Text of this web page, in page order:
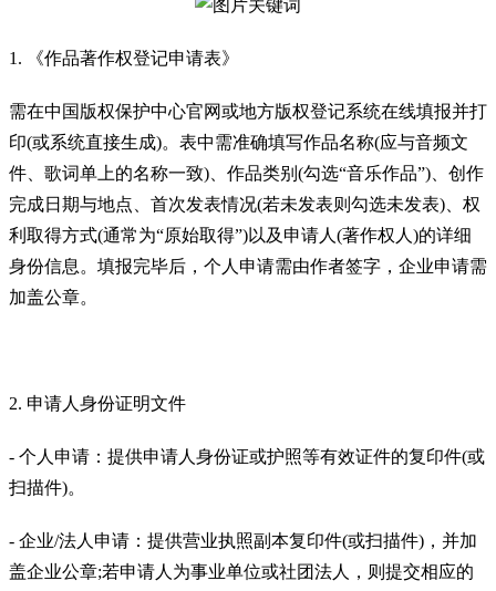
1. 《作品著作权登记申请表》
需在中国版权保护中心官网或地方版权登记系统在线填报并打
印(或系统直接生成)。表中需准确填写作品名称(应与音频文
件、歌词单上的名称一致)、作品类别(勾选“音乐作品”)、创作
完成日期与地点、首次发表情况(若未发表则勾选未发表)、权
利取得方式(通常为“原始取得”)以及申请人(著作权人)的详细
身份信息。填报完毕后，个人申请需由作者签字，企业申请需
加盖公章。
2. 申请人身份证明文件
- 个人申请：提供申请人身份证或护照等有效证件的复印件(或
扫描件)。
- 企业/法人申请：提供营业执照副本复印件(或扫描件)，并加
盖企业公章;若申请人为事业单位或社团法人，则提交相应的